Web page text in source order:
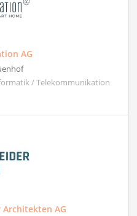
AG
/ Telekommunikation
AG